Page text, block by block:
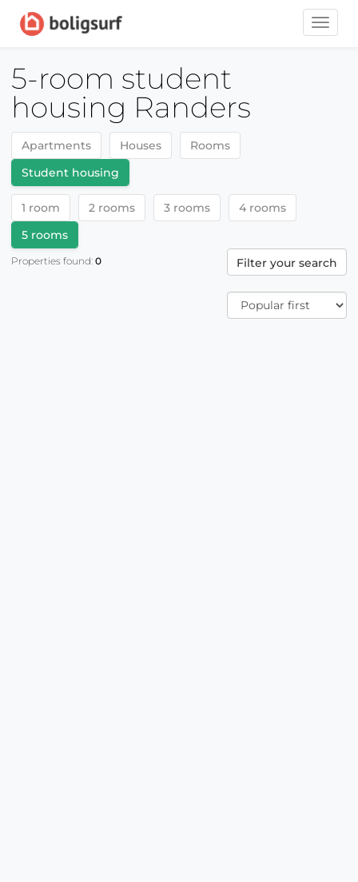
Toggle
5-room student
housing Randers
Apartments Houses
Rooms
Student housing
1 room 2 rooms 3 rooms
4 rooms
5 rooms
Properties found: 0 Filter your search